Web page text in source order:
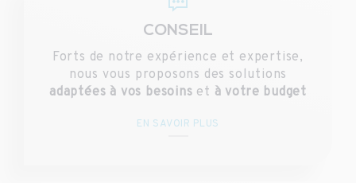
CONSEIL
Forts de notre expérience et expertise,
nous vous proposons des solutions
adaptées à vos besoins et à votre budget
EN SAVOIR PLUS